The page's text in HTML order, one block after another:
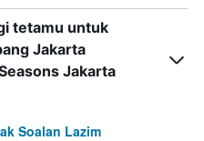
tetamu untuk
Jakarta
Jakarta
Soalan Lazim